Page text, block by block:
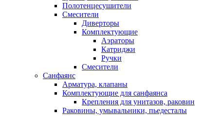
Полотенцесушители
Смесители
Диверторы
Комплектующие
Аэраторы
Катриджи
Ручки
Смесители
Санфаянс
Арматура, клапаны
Комплектующие для санфаянса
Крепления для унитазов, раковин
Раковины, умывальники, пьедесталы